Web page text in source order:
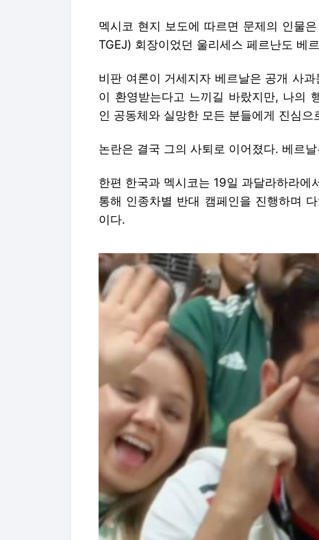
멕시코 현지 보도에 따르면 문제의 인물은
TGEJ) 회장이었던 울리세스 페르난도 베
비판 여론이 거세지자 베르날은 공개 사
이 환영받는다고 느끼길 바랐지만, 나의
인 공동체와 실망한 모든 분들에게 진심
논란은 결국 그의 사퇴로 이어졌다. 베르
한편 한국과 멕시코는 19일 과달라하라에
통해 인종차별 반대 캠페인을 진행하며
이다.